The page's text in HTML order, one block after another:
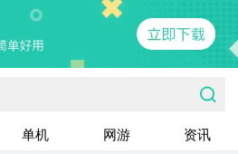
单机 网游 资讯